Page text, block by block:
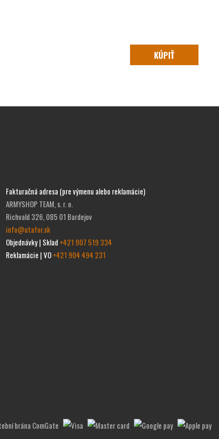
KÚPIŤ
Fakturačná adresa (pre výmenu alebo reklamácie)
ARMYSHOP TEAM, s. r. o.
Richvald 326, 085 01 Bardejov
info@utafor.sk
Objednávky | Sklad +421 907 519 334
Reklamácie | VO+421 904 494 231